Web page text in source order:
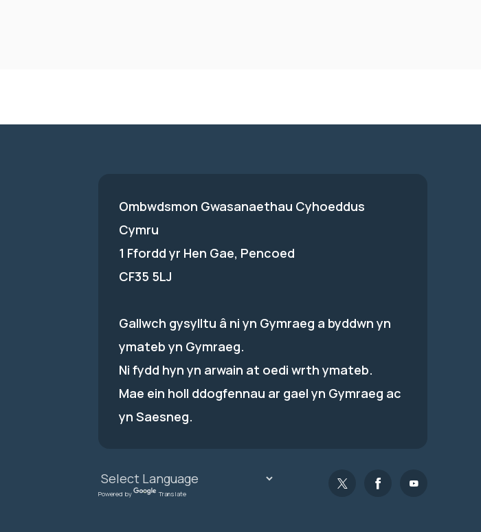
Ombwdsmon Gwasanaethau Cyhoeddus
Cymru
1 Ffordd yr Hen Gae, Pencoed
CF35 5LJ
Gallwch gysylltu â ni yn Gymraeg a byddwn yn
ymateb yn Gymraeg.
Ni fydd hyn yn arwain at oedi wrth ymateb.
Mae ein holl ddogfennau ar gael yn Gymraeg ac
yn Saesneg.
Powered by Translate